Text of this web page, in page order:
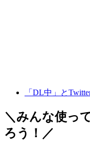
「DL中」と
＼みんな使っ
ろう！／